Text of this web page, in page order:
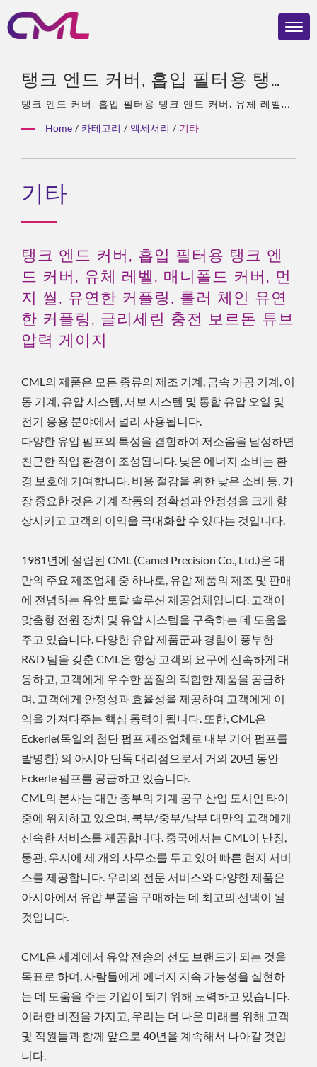
탱크 엔드 커버, 흡입 필터용 탱크
엔드 커버, 유체 레벨, 매니폴드 커
버, 먼지 씰, 유연한 커플링, 롤러
체인 유연한 커플링, 글리세린 충
전 보르돈 튜브 압력 게이지 | 전
세계 인증된 유압 밸브 및 펌프 –
CML 2024 REBRAND 100® 상
수상
탱크 엔드 커버, 흡입 필터용 탱크 엔드 커버, 유체 레벨,
유연한 맞춤화, 글로벌 유통.
Home / 카테고리 / 액세서리 / 기타
기타
탱크 엔드 커버, 흡입 필터용 탱크 엔
드 커버, 유체 레벨, 매니폴드 커버, 먼
지 씰, 유연한 커플링, 롤러 체인 유연
한 커플링, 글리세린 충전 보르돈 튜브
압력 게이지
CML의 제품은 모든 종류의 제조 기계, 금속 가공 기계, 이
동 기계, 유압 시스템, 서보 시스템 및 통합 유압 오일 및
전기 응용 분야에서 널리 사용됩니다.
다양한 유압 펌프의 특성을 결합하여 저소음을 달성하면
친근한 작업 환경이 조성됩니다. 낮은 에너지 소비는 환
경 보호에 기여합니다. 비용 절감을 위한 낮은 소비 등, 가
장 중요한 것은 기계 작동의 정확성과 안정성을 크게 향
상시키고 고객의 이익을 극대화할 수 있다는 것입니다.
1981년에 설립된 CML (Camel Precision Co., Ltd.)은 대
만의 주요 제조업체 중 하나로, 유압 제품의 제조 및 판매
에 전념하는 유압 토탈 솔루션 제공업체입니다. 고객이
맞춤형 전원 장치 및 유압 시스템을 구축하는 데 도움을
주고 있습니다. 다양한 유압 제품군과 경험이 풍부한
R&D 팀을 갖춘 CML은 항상 고객의 요구에 신속하게 대
응하고, 고객에게 우수한 품질의 적합한 제품을 공급하
며, 고객에게 안정성과 효율성을 제공하여 고객에게 이
익을 가져다주는 핵심 동력이 됩니다. 또한, CML은
Eckerle(독일의 첨단 펌프 제조업체로 내부 기어 펌프를
발명한) 의 아시아 단독 대리점으로서 거의 20년 동안
Eckerle 펌프를 공급하고 있습니다.
CML의 본사는 대만 중부의 기계 공구 산업 도시인 타이
중에 위치하고 있으며, 북부/중부/남부 대만의 고객에게
신속한 서비스를 제공합니다. 중국에서는 CML이 난징,
둥관, 우시에 세 개의 사무소를 두고 있어 빠른 현지 서비
스를 제공합니다. 우리의 전문 서비스와 다양한 제품은
아시아에서 유압 부품을 구매하는 데 최고의 선택이 될
것입니다.
CML은 세계에서 유압 전송의 선도 브랜드가 되는 것을
목표로 하며, 사람들에게 에너지 지속 가능성을 실현하
는 데 도움을 주는 기업이 되기 위해 노력하고 있습니다.
이러한 비전을 가지고, 우리는 더 나은 미래를 위해 고객
및 직원들과 함께 앞으로 40년을 계속해서 나아갈 것입
니다.